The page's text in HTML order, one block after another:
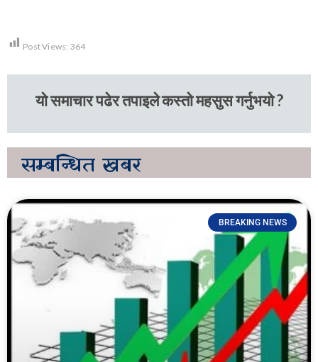
Post Views: 364
यो समाचार पढेर तपाइले कस्तो महसुस गर्नुभयो ?
सम्बन्धित खबर
BREAKING NEWS